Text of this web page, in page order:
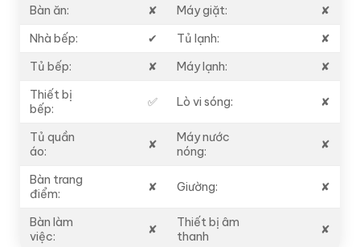
Bàn ăn:
✘ Máy giặt:
✘
Nhà bếp:
✔ Tủ lạnh:
✘
Tủ bếp:
✘ Máy lạnh:
✘
Thiết bị
bếp:
✅ Lò vi sóng: ✘
Tủ quần
áo:
✘
Máy nước
nóng:
✘
Bàn trang
điểm:
✘ Giường: ✘
Bàn làm
việc:
✘
Thiết bị âm
thanh
✘